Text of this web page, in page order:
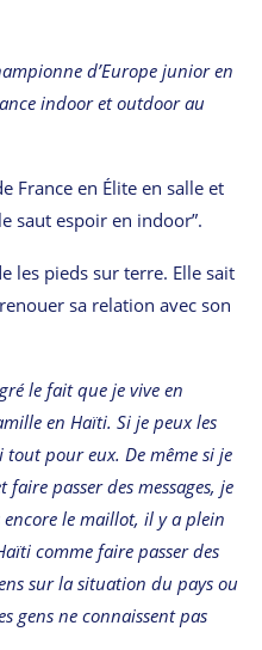
d’Europe junior en
indoor et outdoor au
France en Élite en salle et
saut espoir en indoor”.
les pieds sur terre. Elle sait
sa relation avec son
le fait que je vive en
en Haïti. Si je peux les
pour eux. De même si je
passer des messages, je
le maillot, il y a plein
comme faire passer des
sur la situation du pays ou
gens ne connaissent pas